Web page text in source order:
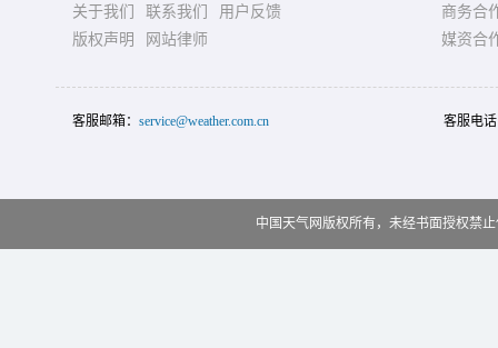
关于我们 联系我们
用户反馈
版权声明
网站律师
商务合
媒资合
客服邮箱： service@weather.com.cn 客服电
中国天气网版权所有，未经书面授权